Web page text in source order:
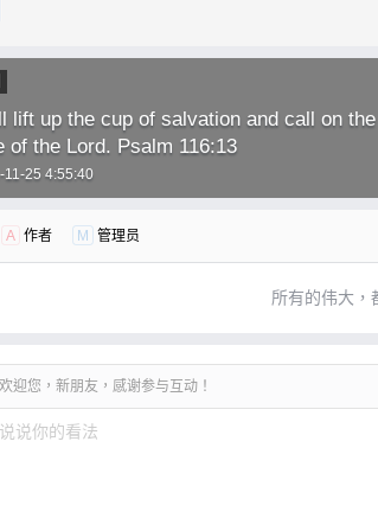
lift up the cup of salvation and call on
of the Lord. Psalm 116:13
11-25 4:55:40
A 作者 M 管理员
所有的伟大，
欢迎您，新朋友，感谢参与互动！